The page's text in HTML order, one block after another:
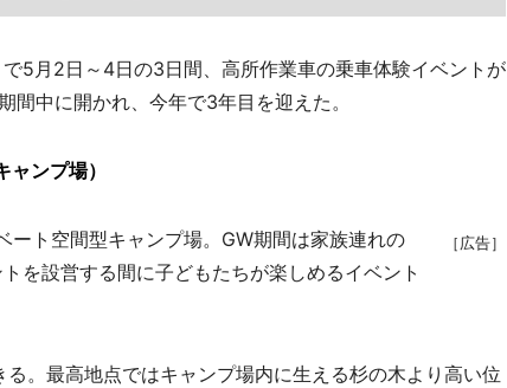
5月2日～4日の3日間、高所作業車の乗車体験イベントが
中に開かれ、今年で3年目を迎えた。
ンプ場）
［広告］
ト空間型キャンプ場。GW期間は家族連れの
を設営する間に子どもたちが楽しめるイベント
。最高地点ではキャンプ場内に生える杉の木より高い位